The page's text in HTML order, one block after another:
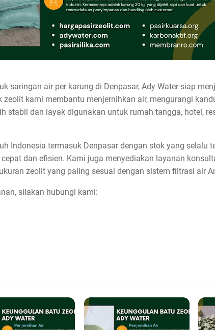
saringan air per karung di Denpasar, Ady Water siap
kami membantu menjernihkan air, mengurangi
stabil dan layak digunakan untuk rumah tangga, hotel,
Indonesia termasuk Denpasar dengan stok yang selalu
dan efisien. Kami juga menyediakan layanan
zeolit yang paling sesuai dengan sistem filtrasi air
silakan hubungi kami: